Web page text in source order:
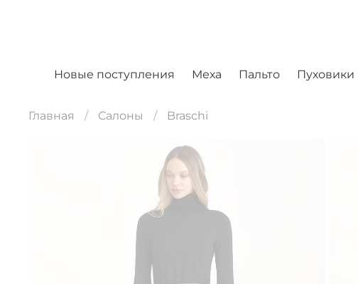
Новые поступления Меха Пальто Пуховики
Главная Салоны Braschi